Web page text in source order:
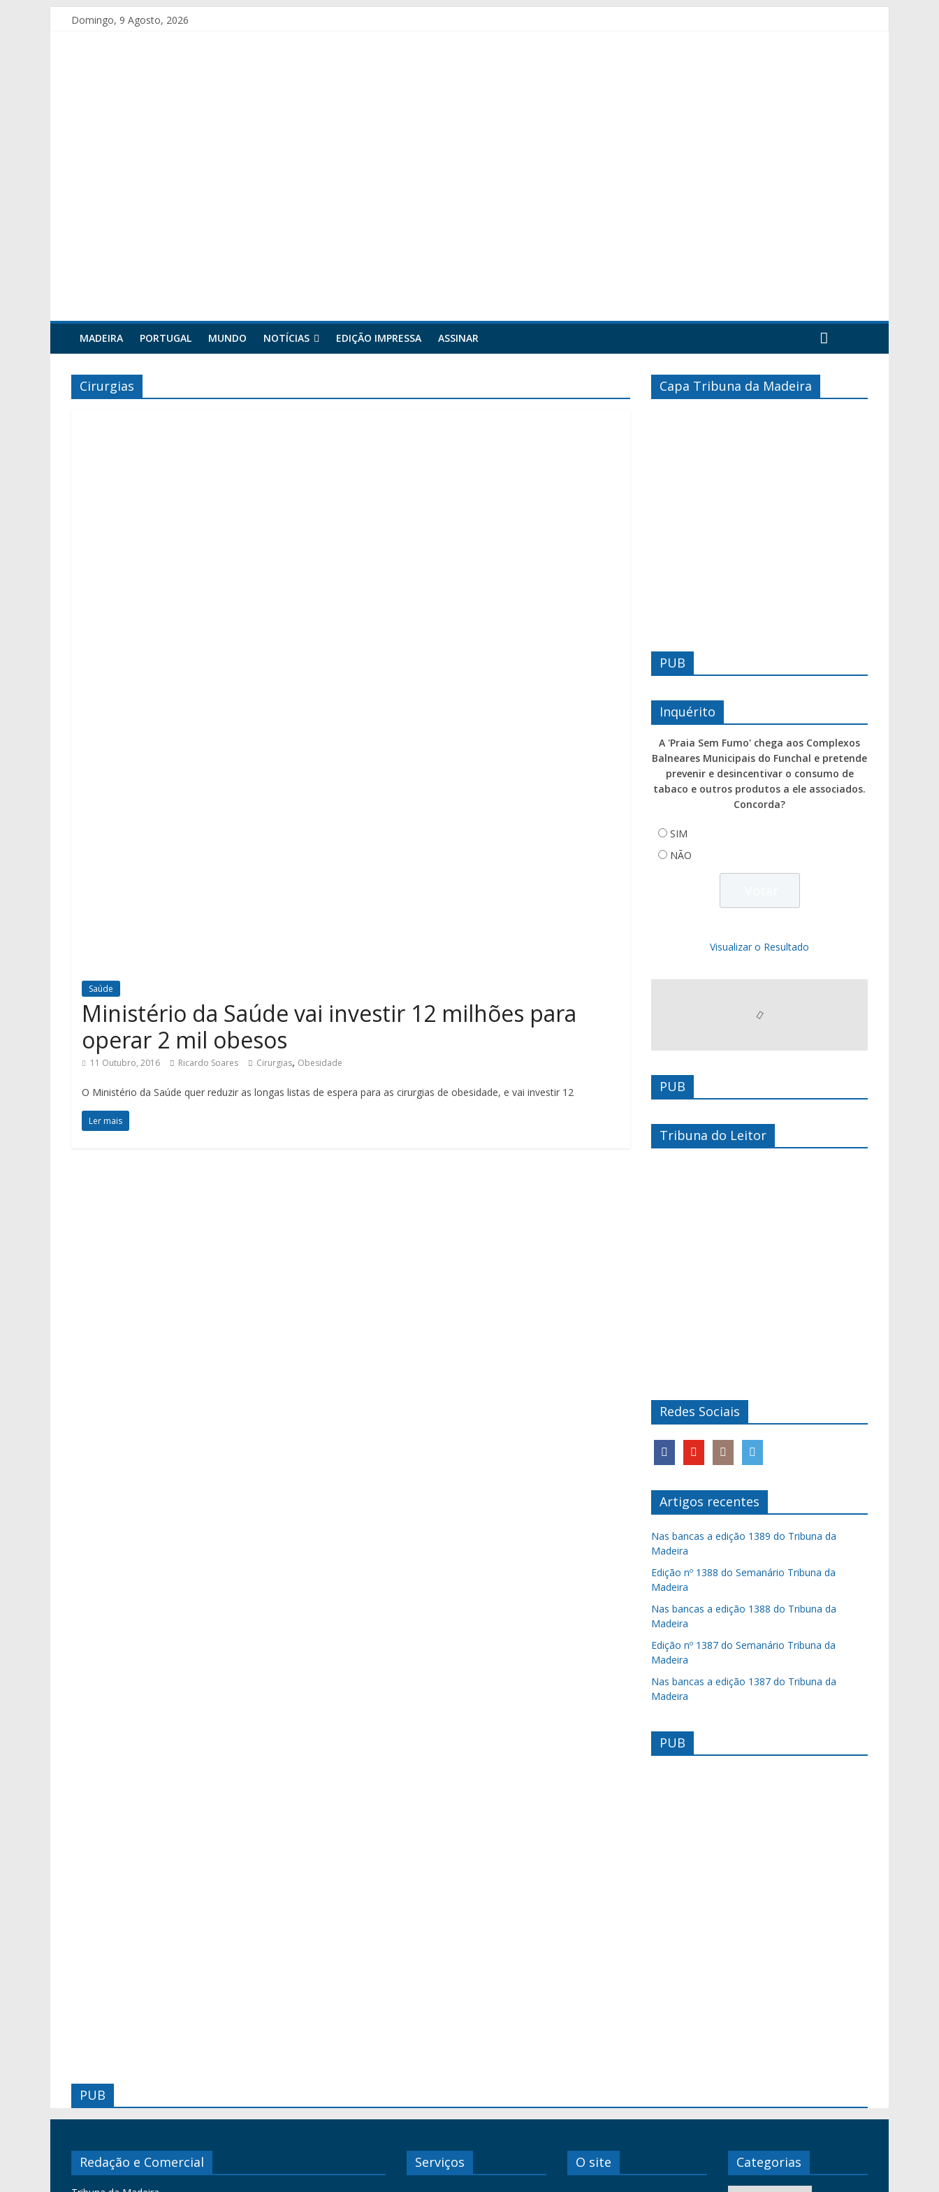
Domingo, 9 Agosto, 2026
MADEIRA PORTUGAL MUNDO NOTÍCIAS EDIÇÃO IMPRESSA ASSINAR
Cirurgias
Saúde
Ministério da Saúde vai investir 12 milhões para
operar 2 mil obesos
11 Outubro, 2016 Ricardo Soares Cirurgias, Obesidade
O Ministério da Saúde quer reduzir as longas listas de espera para as cirurgias de obesidade, e vai investir 12
Ler mais
Capa Tribuna da Madeira
PUB
Inquérito
A 'Praia Sem Fumo' chega aos Complexos
Balneares Municipais do Funchal e pretende
prevenir e desincentivar o consumo de
tabaco e outros produtos a ele associados.
Concorda?
SIM
NÃO
Visualizar o Resultado
PUB
Tribuna do Leitor
Redes Sociais
Artigos recentes
Nas bancas a edição 1389 do Tribuna da
Madeira
Edição nº 1388 do Semanário Tribuna da
Madeira
Nas bancas a edição 1388 do Tribuna da
Madeira
Edição nº 1387 do Semanário Tribuna da
Madeira
Nas bancas a edição 1387 do Tribuna da
Madeira
PUB
PUB
Redação e Comercial Serviços O site Categorias